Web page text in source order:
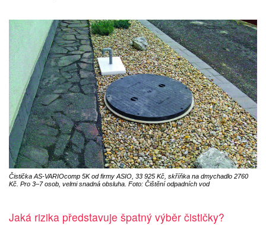
Čistička AS-VARIOcomp 5K od firmy ASIO, 33 925 Kč, skříňka na dmychadlo 2760
Kč. Pro 3–7 osob, velmi snadná obsluha. Foto: Čištění odpadních vod
Jaká rizika představuje špatný výběr čističky?